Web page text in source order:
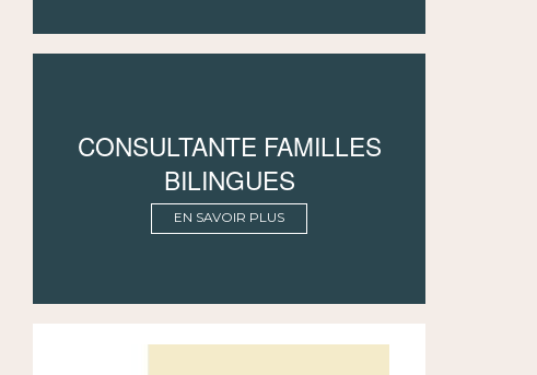
CONSULTANTE FAMILLES
BILINGUES
EN SAVOIR PLUS